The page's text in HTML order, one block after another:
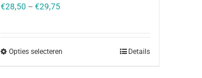
€28,50 – €29,75
Opties selecteren Details